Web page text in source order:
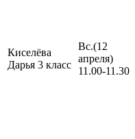
Киселёва
Дарья 3 класс
Вс.(12
апреля)
11.00-11.30